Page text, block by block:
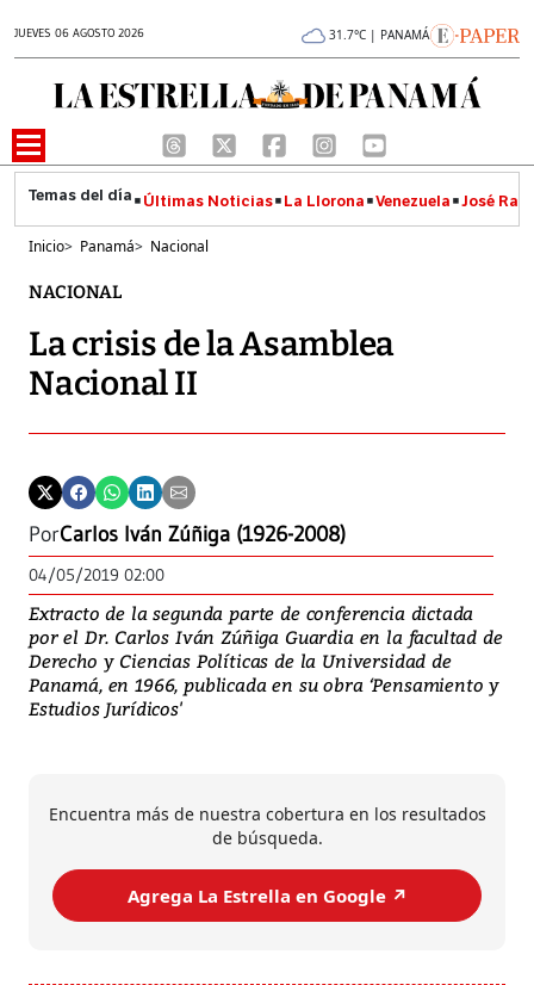
JUEVES 06 AGOSTO 2026 31.7°C | PANAMÁ
Últimas Noticias La Llorona Venezuela José
Inicio> Panamá> Nacional
NACIONAL
La crisis de la Asamblea
Nacional II
PorCarlos Iván Zúñiga (1926-2008)
04/05/2019 02:00
Extracto de la segunda parte de conferencia dictada
por el Dr. Carlos Iván Zúñiga Guardia en la facultad de
Derecho y Ciencias Políticas de la Universidad de
Panamá, en 1966, publicada en su obra ‘Pensamiento y
Estudios Jurídicos'
Encuentra más de nuestra cobertura en los resultados
de búsqueda.
Agrega La Estrella en Google ↗️